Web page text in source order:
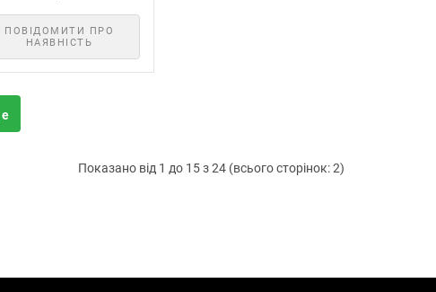
ПОВІДОМИТИ ПРО
НАЯВНІСТЬ
Показано від 1 до 15 з 24 (всього сторінок: 2)